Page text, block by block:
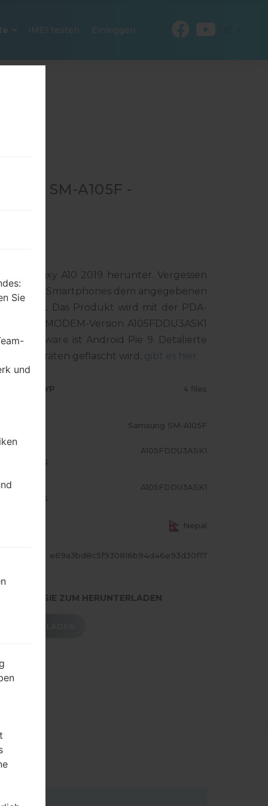
IMEI testen Einloggen
FÜR SM-A105F -
Galaxy A10 2019 herunter. Vergessen
Ihres Smartphones dem angegebenen
NEPAL. Das Produkt wird mit der PDA-
MODEM-Version A105FDDU3ASK1
Firmware ist Android Pie 9. Detalierte
Geräten geflascht wird, gibt es hier
TYP 4 files
Samsung SM-A105F
A105FDDU3ASK1
CP
A105FDDU3ASK1
Nepal
e69a3bd8c5f930816b94d46e93d30f17
SIE ZUM HERUNTERLADEN
Sie
und